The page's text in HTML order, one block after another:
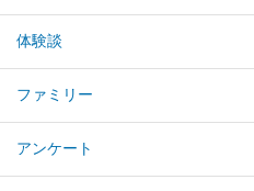
体験談
ファミリー
アンケート